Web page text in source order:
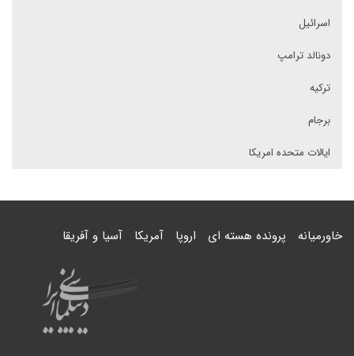
اسرائیل
دونالد ترامپ
ترکیه
برجام
ایالات متحده امریکا
خاورمیانه پرونده هسته ای اروپا آمریکا آسیا و آفریقا